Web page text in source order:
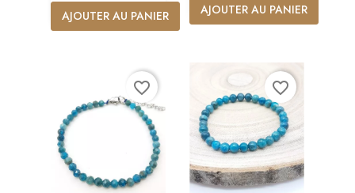
AJOUTER AU PANIER AJOUTER AU PANIER
favorite_border favorite_border